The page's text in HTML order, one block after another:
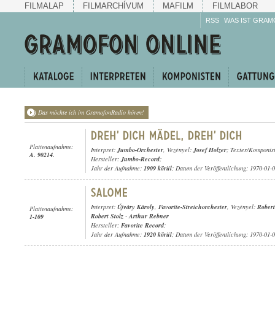
FILMALAP FILMARCHÍVUM MAFILM FILMLABOR
RSS WAS IST
Das möchte ich im GramofonRadio hören!
Plattenaufnahme:
A. 90214.
Interpret:Jumbo-Orchester, Vezényel:Josef Holzer; Texter/
Hersteller:Jumbo-Record;
Jahr der Aufnahme: 1909 körül; Datum der Veröffentlichung: 1970-01-
Plattenaufnahme:
1-109
Interpret: Újváry Károly, Favorite-Streichorchester, Vezényel:
Robert Stolz -Arthur Rebner
Hersteller: Favorite Record;
Jahr der Aufnahme: 1920 körül; Datum der Veröffentlichung: 1970-01-